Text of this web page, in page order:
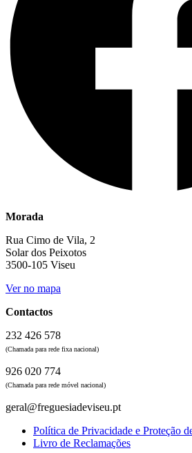
Morada
Rua Cimo de Vila, 2
Solar dos Peixotos
3500-105 Viseu
Ver no mapa
Contactos
232 426 578
(Chamada para rede fixa nacional)
926 020 774
(Chamada para rede móvel nacional)
geral@freguesiadeviseu.pt
Política de Privacidade e Proteção
Livro de Reclamações